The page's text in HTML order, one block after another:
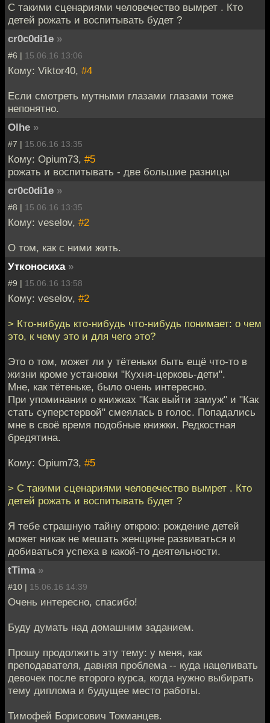
С такими сценариями человечество вымрет . Кто
детей рожать и воспитывать будет ?
cr0c0di1e »
#6 | 15.06.16 13:06
Кому: Viktor40, #4
Если смотреть мутными глазами глазами тоже
непонятно.
Olhe »
#7 | 15.06.16 13:35
Кому: Opium73, #5
рожать и воспитывать - две большие разницы
cr0c0di1e »
#8 | 15.06.16 13:35
Кому: veselov, #2
О том, как с ними жить.
Утконосиха »
#9 | 15.06.16 13:58
Кому: veselov, #2
> Кто-нибудь кто-нибудь что-нибудь понимает: о чем
это, к чему это и для чего это?
Это о том, может ли у тётеньки быть ещё что-то в
жизни кроме установки "Кухня-церковь-дети".
Мне, как тётеньке, было очень интересно.
При упоминании о книжках "Как выйти замуж" и "Как
стать суперстервой" смеялась в голос. Попадались
мне в своё время подобные книжки. Редкостная
бредятина.
Кому: Opium73, #5
> С такими сценариями человечество вымрет . Кто
детей рожать и воспитывать будет ?
Я тебе страшную тайну открою: рождение детей
может никак не мешать женщине развиваться и
добиваться успеха в какой-то деятельности.
tTima »
#10 | 15.06.16 14:39
Очень интересно, спасибо!
Буду думать над домашним заданием.
Прошу продолжить эту тему: у меня, как
преподавателя, давняя проблема -- куда нацеливать
девочек после второго курса, когда нужно выбирать
тему диплома и будущее место работы.
Тимофей Борисович Токманцев.